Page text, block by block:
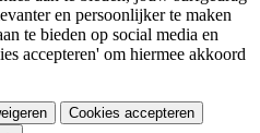
en persoonlijker te maken
te bieden op social media en
accepteren' om hiermee akkoord
Cookies accepteren